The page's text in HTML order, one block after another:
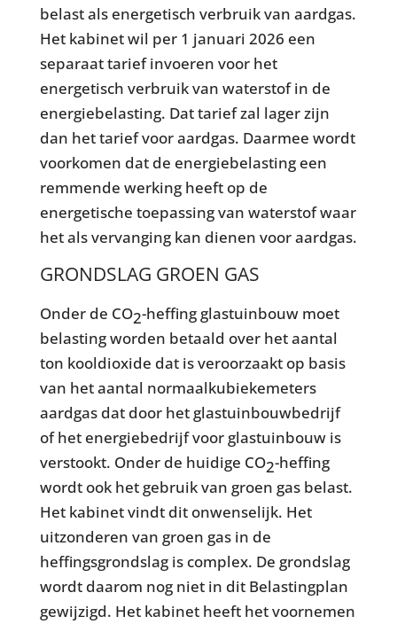
belast als energetisch verbruik van aardgas.
Het kabinet wil per 1 januari 2026 een
separaat tarief invoeren voor het
energetisch verbruik van waterstof in de
energiebelasting. Dat tarief zal lager zijn
dan het tarief voor aardgas. Daarmee wordt
voorkomen dat de energiebelasting een
remmende werking heeft op de
energetische toepassing van waterstof waar
het als vervanging kan dienen voor aardgas.
GRONDSLAG GROEN GAS
Onder de CO2-heffing glastuinbouw moet
belasting worden betaald over het aantal
ton kooldioxide dat is veroorzaakt op basis
van het aantal normaalkubiekemeters
aardgas dat door het glastuinbouwbedrijf
of het energiebedrijf voor glastuinbouw is
verstookt. Onder de huidige CO2-heffing
wordt ook het gebruik van groen gas belast.
Het kabinet vindt dit onwenselijk. Het
uitzonderen van groen gas in de
heffingsgrondslag is complex. De grondslag
wordt daarom nog niet in dit Belastingplan
gewijzigd. Het kabinet heeft het voornemen